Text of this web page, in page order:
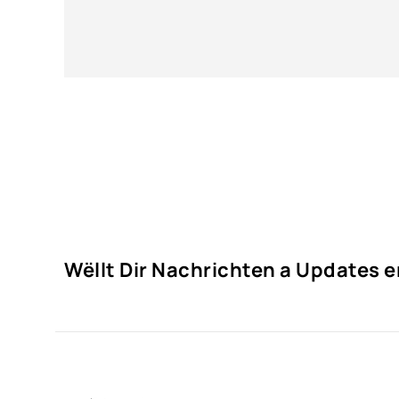
Wëllt Dir Nachrichten a Updates